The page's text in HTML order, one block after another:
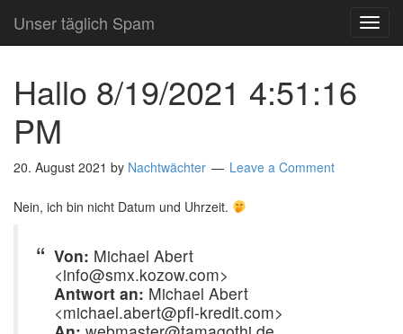
Unser täglich Spam
Hallo 8/19/2021 4:51:16
PM
20. August 2021 by Nachtwächter Leave a Comment
Nein, ich bin nicht Datum und Uhrzeit.
Von: Michael Abert
<info@smx.kozow.com>
Antwort an: Michael Abert
<michael.abert@pfl-kredit.com>